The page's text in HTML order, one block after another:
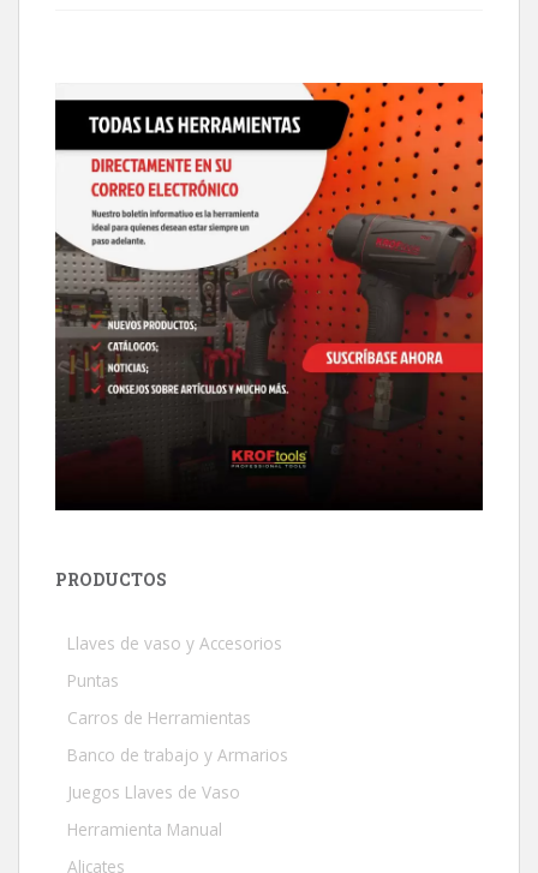
PRODUCTOS
Llaves de vaso y Accesorios
Puntas
Carros de Herramientas
Banco de trabajo y Armarios
Juegos Llaves de Vaso
Herramienta Manual
Alicates